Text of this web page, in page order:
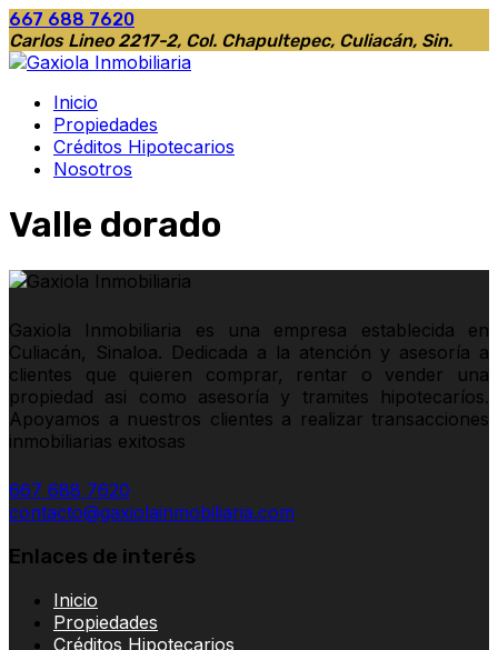
667 688 7620
Carlos Lineo 2217-2, Col. Chapultepec, Culiacán, Sin.
Inicio
Propiedades
Créditos Hipotecarios
Nosotros
Valle dorado
Gaxiola Inmobiliaria es una empresa establecida en
Culiacán, Sinaloa. Dedicada a la atención y asesoría a
clientes que quieren comprar, rentar o vender una
propiedad asi como asesoría y tramites hipotecaríos.
Apoyamos a nuestros clientes a realizar transacciones
inmobiliarias exitosas
667 688 7620
contacto@gaxiolainmobiliaria.com
Enlaces de interés
Inicio
Propiedades
Créditos Hipotecarios